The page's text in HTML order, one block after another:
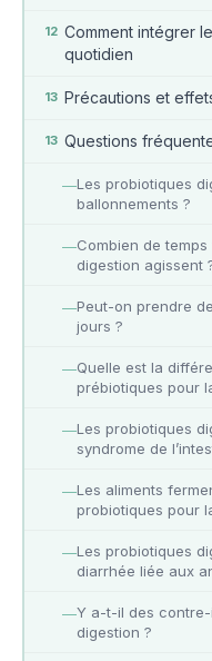
12 Comment intégrer
quotidien
13 Précautions et
13 Questions
—Les probiotiques
ballonnements ?
—Combien de
digestion agissent
—Peut-on prendre
jours ?
—Quelle est la
prébiotiques pour
—Les probiotiques
syndrome de
—Les aliments
probiotiques pour
—Les probiotiques
diarrhée liée aux
—Y a-t-il des
digestion ?